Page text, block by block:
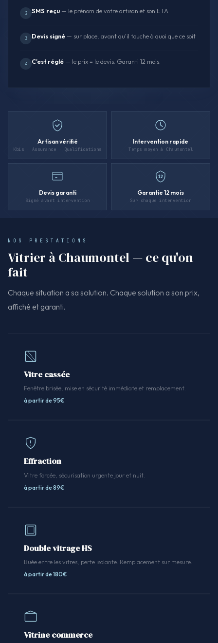
2 SMS reçu — le prénom de votre artisan et son ETA
3 Devis signé — sur place, avant qu'il touche à quoi que ce soit
4 C'est réglé — le prix = le devis. Garanti 12 mois.
Artisan vérifié
Kbis · Assurance · Qualifications
Intervention rapide
Temps moyen à Chaumontel
Devis garanti
Signé avant intervention
12
Garantie 12 mois
Sur chaque intervention
NOS PRESTATIONS
Vitrier à Chaumontel — ce qu'on
fait
Chaque situation a sa solution. Chaque solution a son prix,
affiché et garanti.
Vitre cassée
Fenêtre brisée, mise en sécurité immédiate et remplacement.
à partir de 95€
Effraction
Vitre forcée, sécurisation urgente jour et nuit.
à partir de 89€
Double vitrage HS
Buée entre les vitres, perte isolante. Remplacement sur mesure.
à partir de 180€
Vitrine commerce